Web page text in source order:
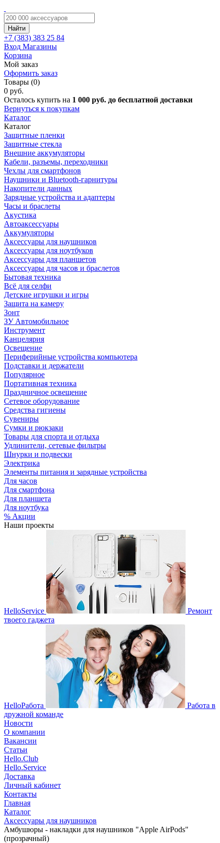
Найти
+7 (383) 383 25 84
Вход Магазины
Корзина
Мой заказ
Оформить заказ
Товары (0)
0 руб.
Осталось купить на 1 000 руб. до бесплатной доставки
Вернуться к покупкам
Каталог
Каталог
Защитные пленки
Защитные стекла
Внешние аккумуляторы
Кабели, разъемы, переходники
Чехлы для смартфонов
Наушники и Bluetooth-гарнитуры
Накопители данных
Зарядные устройства и адаптеры
Часы и браслеты
Акустика
Автоаксессуары
Аккумуляторы
Аксессуары для наушников
Аксессуары для ноутбуков
Аксессуары для планшетов
Аксессуары для часов и браслетов
Бытовая техника
Всё для селфи
Детские игрушки и игры
Защита на камеру
Зонт
ЗУ Автомобильное
Инструмент
Канцелярия
Освещение
Периферийные устройства компьютера
Подставки и держатели
Популярное
Портативная техника
Праздничное освещение
Сетевое оборудование
Средства гигиены
Сувениры
Сумки и рюкзаки
Товары для спорта и отдыха
Удлинители, сетевые фильтры
Шнурки и подвески
Электрика
Элементы питания и зарядные устройства
Для часов
Для смартфона
Для планшета
Для ноутбука
% Акции
Наши проекты
HelloService
Ремонт
твоего гаджета
HelloРабота
Работа в
дружной команде
Новости
О компании
Вакансии
Статьи
Hello.Club
Hello.Service
Доставка
Личный кабинет
Контакты
Главная
Каталог
Аксессуары для наушников
Амбушюры - накладки для наушников "Apple AirPods"
(прозрачный)